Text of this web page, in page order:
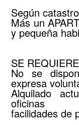
Según
Más un
y pequeña
SE
No se
expresa
Alquilado
oficinas
facilidades de